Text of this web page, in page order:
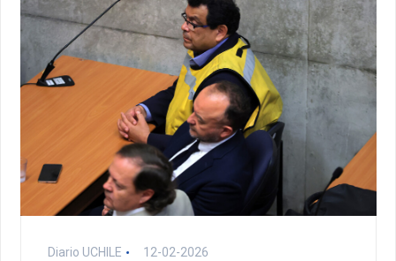
Diario UCHILE 12-02-2026